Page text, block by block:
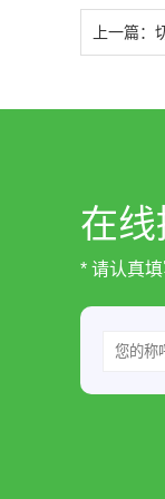
上一篇：
在
* 请认真